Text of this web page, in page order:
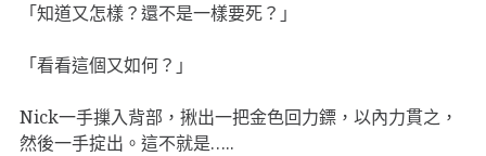
「知道又怎樣？還不是一樣要死？」
「看看這個又如何？」
Nick一手摷入背部，揪出一把金色回力鏢，以內力貫之，
然後一手掟出。這不就是…..